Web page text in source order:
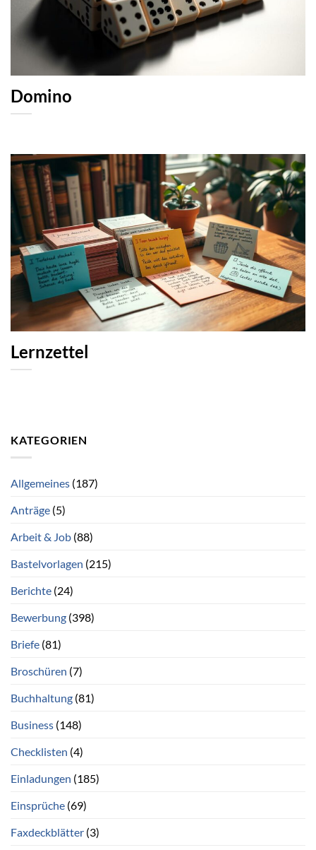
Domino
Lernzettel
KATEGORIEN
Allgemeines (187)
Anträge (5)
Arbeit & Job (88)
Bastelvorlagen (215)
Berichte (24)
Bewerbung (398)
Briefe (81)
Broschüren (7)
Buchhaltung (81)
Business (148)
Checklisten (4)
Einladungen (185)
Einsprüche (69)
Faxdeckblätter (3)